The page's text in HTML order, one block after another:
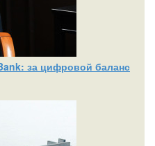
за цифровой баланс